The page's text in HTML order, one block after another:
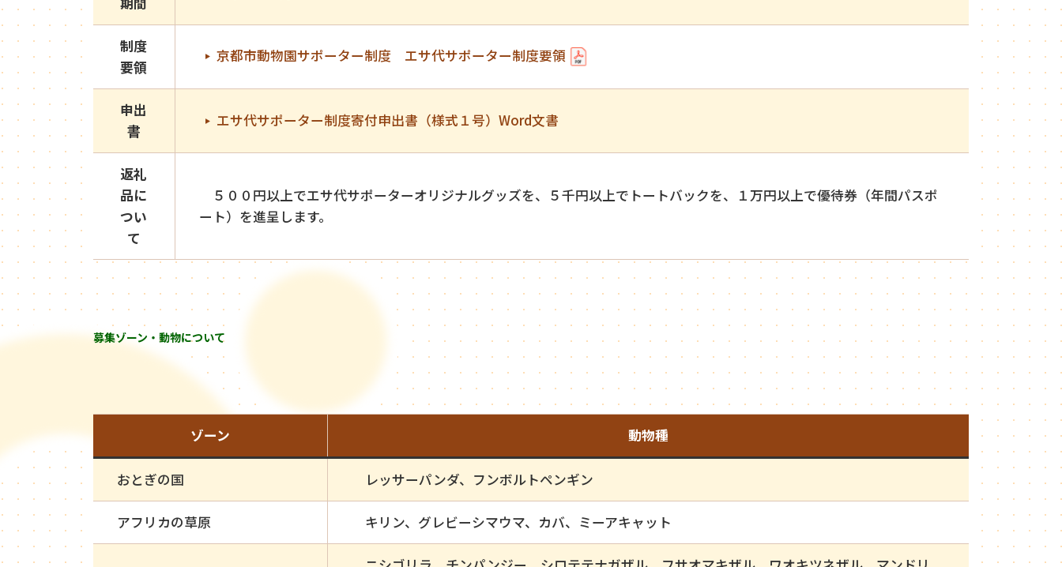
制度
要領
京都市動物園サポーター制度 エサ代サポーター制度要領
申出
書
エサ代サポーター制度寄付申出書（様式１号）Word文書
返礼
品に
つい
て
５００円以上でエサ代サポーターオリジナルグッズを、５千円以上でトートバックを、１万円以上で優待券（年間パスポ
ート）を進呈します。
募集ゾーン・動物について
ゾーン 動物種
おとぎの国 レッサーパンダ、フンボルトペンギン
アフリカの草原 キリン、グレビーシマウマ、カバ、ミーアキャット